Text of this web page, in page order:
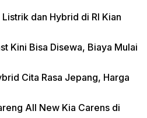
dan Hybrid di RI Kian
Kini Bisa Disewa, Biaya Mulai
Cita Rasa Jepang, Harga
All New Kia Carens di